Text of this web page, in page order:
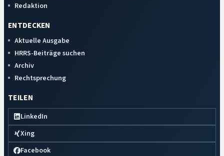
Redaktion
ENTDECKEN
Aktuelle Ausgabe
HRRS-Beiträge suchen
Archiv
Rechtsprechung
TEILEN
LinkedIn
Xing
Facebook